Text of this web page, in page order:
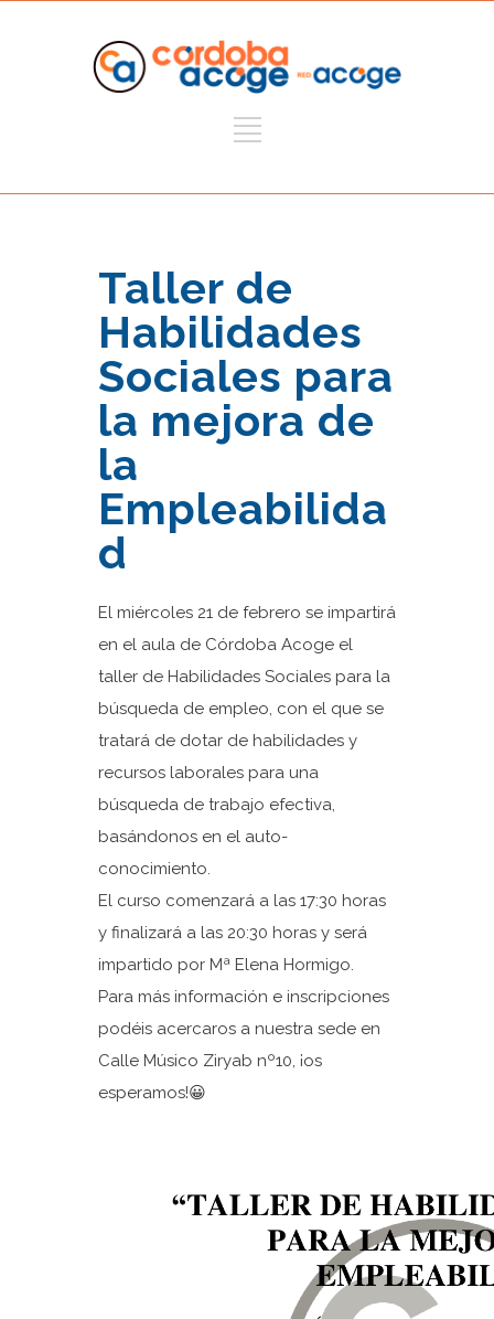
Taller de
Habilidades
Sociales para
la mejora de
la
Empleabilida
d
El miércoles 21 de febrero se impartirá
en el aula de Córdoba Acoge el
taller de Habilidades Sociales para la
búsqueda de empleo, con el que se
tratará de dotar de habilidades y
recursos laborales para una
búsqueda de trabajo efectiva,
basándonos en el auto-
conocimiento.
El curso comenzará a las 17:30 horas
y finalizará a las 20:30 horas y será
impartido por Mª Elena Hormigo.
Para más información e inscripciones
podéis acercaros a nuestra sede en
Calle Músico Ziryab nº10, ¡os
esperamos!😀